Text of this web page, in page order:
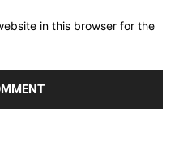
in this browser for the